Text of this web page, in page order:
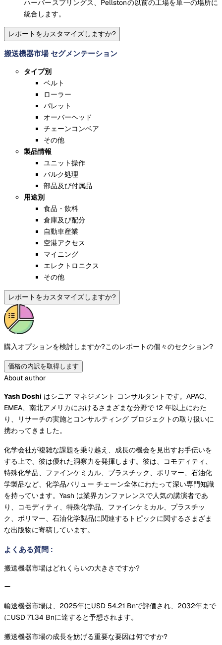
ハーバースプリングス、Pellstonの以前の工場を単一の場所に
統合します。
レポートをカスタマイズしますか?
搬送機器市場 セグメンテーション
タイプ別
ベルト
ローラー
パレット
オーバーヘッド
チェーンコンベア
その他
製品情報
ユニット操作
バルク処理
部品及び付属品
用途別
食品・飲料
倉庫及び配分
自動車産業
空港アクセス
マイニング
エレクトロニクス
その他
レポートをカスタマイズしますか?
購入オプションを検討しますか?このレポートの個々のセクション?
価格の内訳を取得します
About author
Yash Doshi はシニア マネジメント コンサルタントです。APAC、
EMEA、南北アメリカにおけるさまざまな分野で 12 年以上にわた
り、リサーチの実施とコンサルティング プロジェクトの取り扱いに
携わってきました。
化学会社が複雑な課題を乗り越え、成長の機会を見出すお手伝いを
する上で、彼は優れた洞察力を発揮します。彼は、コモディティ、
特殊化学品、ファインケミカル、プラスチック、ポリマー、石油化
学製品など、化学品バリュー チェーン全体にわたって深い専門知識
を持っています。Yash は業界カンファレンスで人気の講演者であ
り、コモディティ、特殊化学品、ファインケミカル、プラスチッ
ク、ポリマー、石油化学製品に関連するトピックに関するさまざま
な出版物に寄稿しています。
よくある質問 :
搬送機器市場はどれくらいの大きさですか?
輸送機器市場は、2025年にUSD 54.21 Bnで評価され、2032年まで
にUSD 71.34 Bnに達すると予想されます。
搬送機器市場の成長を妨げる重要な要因は何ですか?